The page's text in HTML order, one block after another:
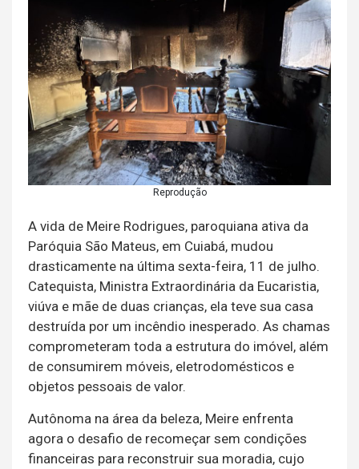
Reprodução
A vida de Meire Rodrigues, paroquiana ativa da
Paróquia São Mateus, em Cuiabá, mudou
drasticamente na última sexta-feira, 11 de julho.
Catequista, Ministra Extraordinária da Eucaristia,
viúva e mãe de duas crianças, ela teve sua casa
destruída por um incêndio inesperado. As chamas
comprometeram toda a estrutura do imóvel, além
de consumirem móveis, eletrodomésticos e
objetos pessoais de valor.
Autônoma na área da beleza, Meire enfrenta
agora o desafio de recomeçar sem condições
financeiras para reconstruir sua moradia, cujo